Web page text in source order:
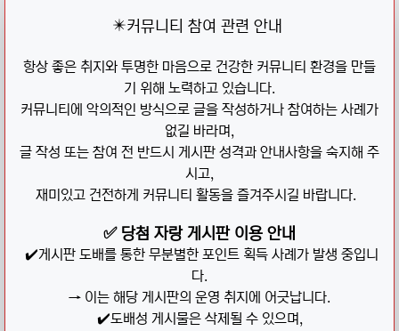
✴️커뮤니티 참여 관련 안내
항상 좋은 취지와 투명한 마음으로 건강한 커뮤니티 환경을 만들
기 위해 노력하고 있습니다.
커뮤니티에 악의적인 방식으로 글을 작성하거나 참여하는 사례가
없길 바라며,
글 작성 또는 참여 전 반드시 게시판 성격과 안내사항을 숙지해 주
시고,
재미있고 건전하게 커뮤니티 활동을 즐겨주시길 바랍니다.
✅ 당첨 자랑 게시판 이용 안내
✔️게시판 도배를 통한 무분별한 포인트 획득 사례가 발생 중입니
다.
→ 이는 해당 게시판의 운영 취지에 어긋납니다.
✔️도배성 게시물은 삭제될 수 있으며,